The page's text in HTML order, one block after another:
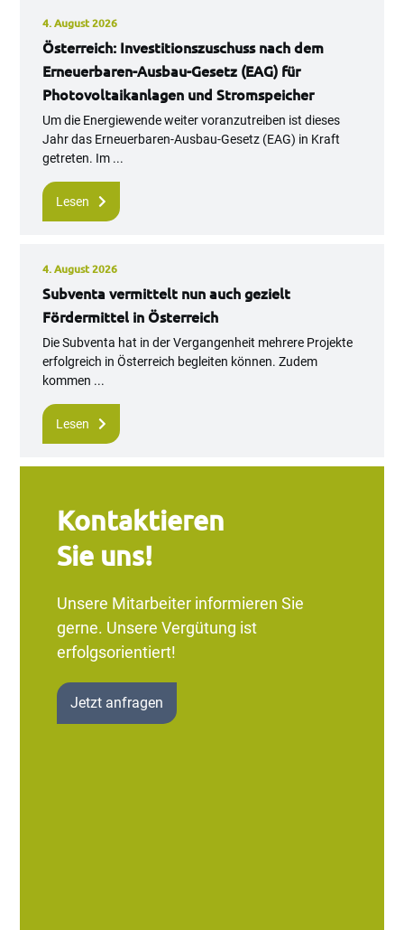
4. August 2026
Österreich: Investitionszuschuss nach dem
Erneuerbaren-Ausbau-Gesetz (EAG) für
Photovoltaikanlagen und Stromspeicher
Um die Energiewende weiter voranzutreiben ist dieses
Jahr das Erneuerbaren-Ausbau-Gesetz (EAG) in Kraft
getreten. Im ...
Lesen
4. August 2026
Subventa vermittelt nun auch gezielt
Fördermittel in Österreich
Die Subventa hat in der Vergangenheit mehrere Projekte
erfolgreich in Österreich begleiten können. Zudem
kommen ...
Lesen
Kontaktieren
Sie uns!
Unsere Mitarbeiter informieren Sie
gerne. Unsere Vergütung ist
erfolgsorientiert!
Jetzt anfragen